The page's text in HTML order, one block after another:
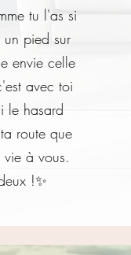
tu l'as si
pied sur
envie celle
avec toi
le hasard
route que
vie à vous.
!✨